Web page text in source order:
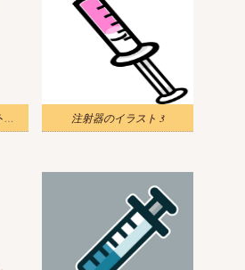
アイコン 注射器 イラスト透明 注射器のイラスト 3